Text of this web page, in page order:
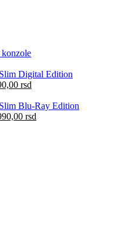
konzole
Digital Edition
rsd
Blu-Ray Edition
rsd